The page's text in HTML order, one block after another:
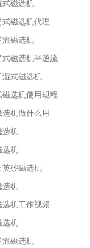
式磁选机
磁选机代理
流磁选机
式磁选机半逆流
湿式磁选机
选机使用规程
机做什么用
选机
选机
英砂磁选机
选机
选机工作视频
选机
流磁选机